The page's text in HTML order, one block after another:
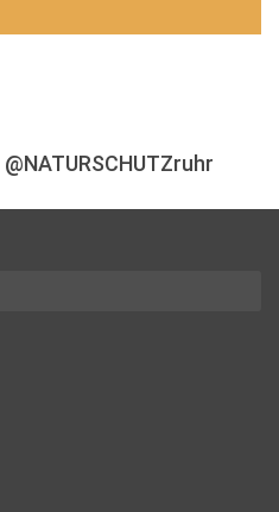
@NATURSCHUTZruhr